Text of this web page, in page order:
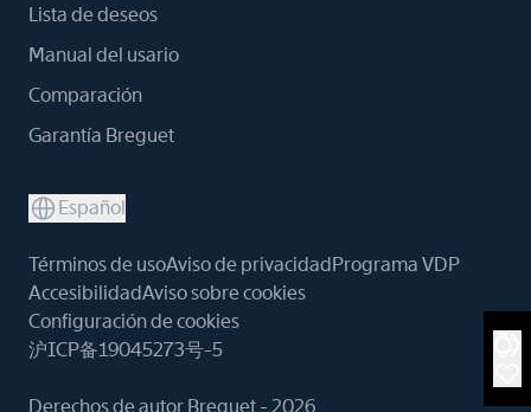
Lista de deseos
Manual del usario
Comparación
Garantía Breguet
Español
Términos de usoAviso de privacidadPrograma VDP
AccesibilidadAviso sobre cookies
Configuración de cookies
沪ICP备19045273号-5
Derechos de autor Breguet - 2026